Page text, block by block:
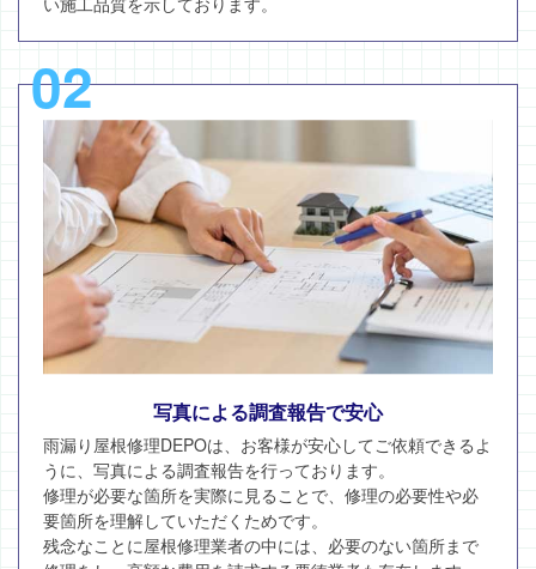
02
写真による調査報告で安心
雨漏り屋根修理DEPOは、お客様が安心してご依頼できるよ
うに、写真による調査報告を行っております。
修理が必要な箇所を実際に見ることで、修理の必要性や必
要箇所を理解していただくためです。
残念なことに屋根修理業者の中には、必要のない箇所まで